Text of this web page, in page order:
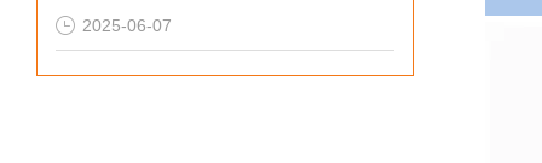
2025-06-07